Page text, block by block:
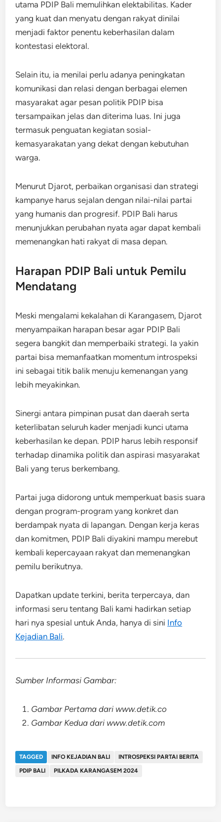
utama PDIP Bali memulihkan elektabilitas. Kader
yang kuat dan menyatu dengan rakyat dinilai
menjadi faktor penentu keberhasilan dalam
kontestasi elektoral.
Selain itu, ia menilai perlu adanya peningkatan
komunikasi dan relasi dengan berbagai elemen
masyarakat agar pesan politik PDIP bisa
tersampaikan jelas dan diterima luas. Ini juga
termasuk penguatan kegiatan sosial-
kemasyarakatan yang dekat dengan kebutuhan
warga.
Menurut Djarot, perbaikan organisasi dan strategi
kampanye harus sejalan dengan nilai-nilai partai
yang humanis dan progresif. PDIP Bali harus
menunjukkan perubahan nyata agar dapat kembali
memenangkan hati rakyat di masa depan.
Harapan PDIP Bali untuk Pemilu
Mendatang
Meski mengalami kekalahan di Karangasem, Djarot
menyampaikan harapan besar agar PDIP Bali
segera bangkit dan memperbaiki strategi. Ia yakin
partai bisa memanfaatkan momentum introspeksi
ini sebagai titik balik menuju kemenangan yang
lebih meyakinkan.
Sinergi antara pimpinan pusat dan daerah serta
keterlibatan seluruh kader menjadi kunci utama
keberhasilan ke depan. PDIP harus lebih responsif
terhadap dinamika politik dan aspirasi masyarakat
Bali yang terus berkembang.
Partai juga didorong untuk memperkuat basis suara
dengan program-program yang konkret dan
berdampak nyata di lapangan. Dengan kerja keras
dan komitmen, PDIP Bali diyakini mampu merebut
kembali kepercayaan rakyat dan memenangkan
pemilu berikutnya.
Dapatkan update terkini, berita terpercaya, dan
informasi seru tentang Bali kami hadirkan setiap
hari nya spesial untuk Anda, hanya di sini Info
Kejadian Bali.
Sumber Informasi Gambar:
Gambar Pertama dari www.detik.co
Gambar Kedua dari www.detik.com
TAGGED INFO KEJADIAN BALI
INTROSPEKSI PARTAI BERITA
PDIP BALI
PILKADA KARANGASEM 2024